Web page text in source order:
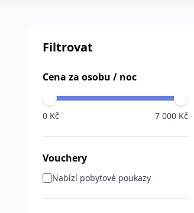
Filtrovat
Cena za osobu / noc
0 Kč 7 000 Kč
Vouchery
Nabízí pobytové poukazy